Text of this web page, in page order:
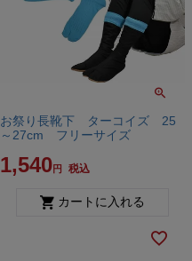
お祭り長靴下 ターコイズ 25
～27cm フリーサイズ
1,540 税込
カートに入れる